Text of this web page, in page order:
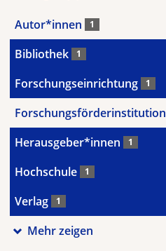
Autor*innen 1
Bibliothek 1
Forschungseinrichtung 1
Forschungsförderinstitution
Herausgeber*innen 1
Hochschule 1
Verlag 1
Mehr zeigen